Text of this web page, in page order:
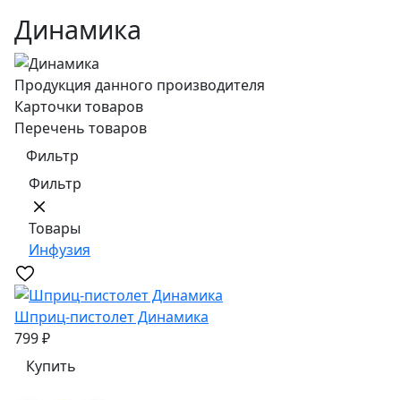
Динамика
Продукция данного производителя
Карточки товаров
Перечень товаров
Фильтр
Фильтр
Товары
Инфузия
Шприц-пистолет Динамика
799 ₽
Купить